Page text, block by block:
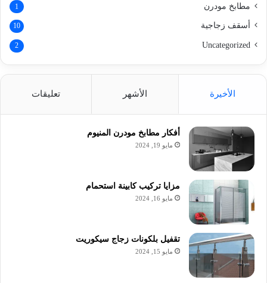
مطابخ مودرن 1
أسقف زجاجية 10
Uncategorized
2
الأخيرة الأشهر تعليقات
أفكار مطابخ مودرن المنيوم
مايو 19, 2024
مزايا تركيب كابينة استحمام
مايو 16, 2024
تقفيل بلكونات زجاج سيكوريت
مايو 15, 2024